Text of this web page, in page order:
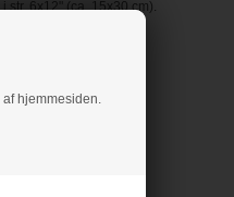
hjemmesiden.
str. 6x12" (ca. 15x30 cm).